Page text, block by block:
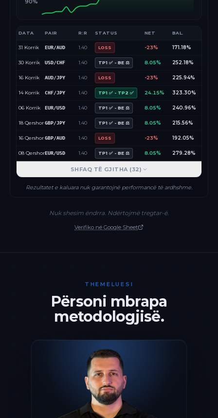
90%
DATA PAIR R:R STATUS NET BAL.
31 Korrik EUR/AUD 1.40 LOSS -23% 171.18%
30 Korrik USD/CHF 1.40 TP1 ✅ - BE ⚖️ 8.05% 252.18%
16 Korrik AUD/JPY 1.40 LOSS -23% 225.94%
14 Korrik CHF/JPY 1.40 TP1 ✅ - TP2 ✅ 24.15% 323.30%
06 Korrik EUR/USD 1.40 TP1 ✅ - BE ⚖️ 8.05% 240.96%
18 QershorGBP/JPY 1.40 TP1 ✅ - BE ⚖️ 8.05% 215.56%
16 QershorGBP/AUD 1.40 LOSS -23% 192.05%
08 QershorEUR/USD 1.40 TP1 ✅ - BE ⚖️ 8.05% 279.28%
SHFAQ TË GJITHA (32)
Rezultatet e kaluara nuk garantojnë performancë të ardhshme.
Nuk shesim ëndrra. Ndërtojmë tregtar-ë.
Verifiko në Google Sheet
THEMELUESI
Përsoni mbrapa
metodologjisë.